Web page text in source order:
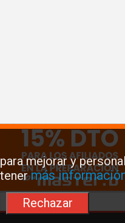
mejorar y
más
Rechazar